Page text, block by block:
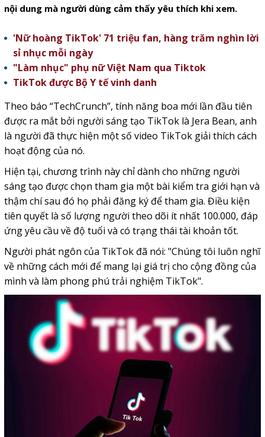
nội dung mà người dùng cảm thấy yêu thích khi xem.
'Nữ hoàng TikTok' 71 triệu fan, hàng trăm nghìn lời
sỉ nhục mỗi ngày
"Làm nhục" phụ nữ Việt Nam qua Tiktok
TikTok được Bộ Y tế vinh danh
Theo báo “TechCrunch”, tính năng boa mới lần đầu tiên
được ra mắt bởi người sáng tạo TikTok là Jera Bean, anh
là người đã thực hiện một số video TikTok giải thích cách
hoạt động của nó.
Hiện tại, chương trình này chỉ dành cho những người
sáng tạo được chọn tham gia một bài kiểm tra giới hạn và
thậm chí sau đó họ phải đăng ký để tham gia. Điều kiện
tiên quyết là số lượng người theo dõi ít ​​nhất 100.000, đáp
ứng yêu cầu về độ tuổi và có trạng thái tài khoản tốt.
Người phát ngôn của TikTok đã nói: "Chúng tôi luôn nghĩ
về những cách mới để mang lại giá trị cho cộng đồng của
mình và làm phong phú trải nghiệm TikTok".